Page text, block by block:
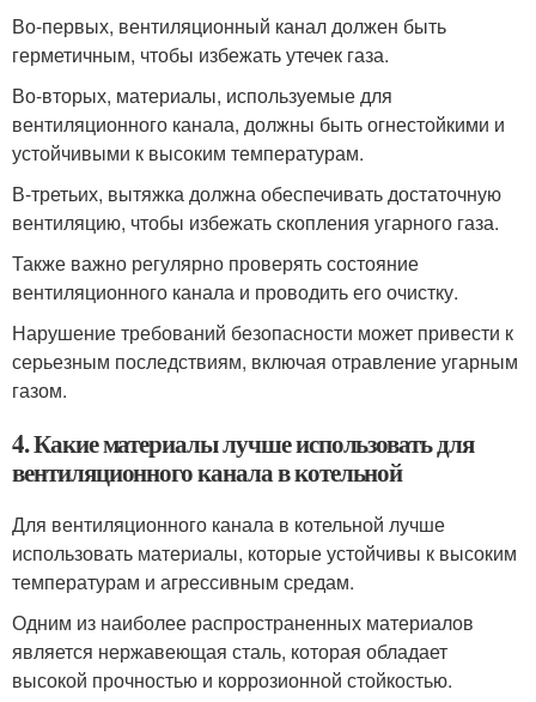
Во-первых, вентиляционный канал должен быть
герметичным, чтобы избежать утечек газа.
Во-вторых, материалы, используемые для
вентиляционного канала, должны быть огнестойкими и
устойчивыми к высоким температурам.
В-третьих, вытяжка должна обеспечивать достаточную
вентиляцию, чтобы избежать скопления угарного газа.
Также важно регулярно проверять состояние
вентиляционного канала и проводить его очистку.
Нарушение требований безопасности может привести к
серьезным последствиям, включая отравление угарным
газом.
4. Какие материалы лучше использовать для
вентиляционного канала в котельной
Для вентиляционного канала в котельной лучше
использовать материалы, которые устойчивы к высоким
температурам и агрессивным средам.
Одним из наиболее распространенных материалов
является нержавеющая сталь, которая обладает
высокой прочностью и коррозионной стойкостью.